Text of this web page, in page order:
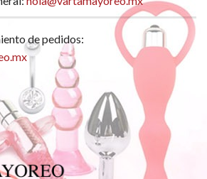
de pedidos: